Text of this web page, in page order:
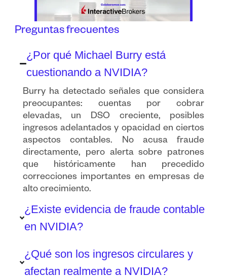
Preguntas frecuentes
¿Por qué Michael Burry está
cuestionando a NVIDIA?
Burry ha detectado señales que considera
preocupantes: cuentas por cobrar
elevadas, un DSO creciente, posibles
ingresos adelantados y opacidad en ciertos
aspectos contables. No acusa fraude
directamente, pero alerta sobre patrones
que históricamente han precedido
correcciones importantes en empresas de
alto crecimiento.
¿Existe evidencia de fraude contable
en NVIDIA?
¿Qué son los ingresos circulares y
afectan realmente a NVIDIA?